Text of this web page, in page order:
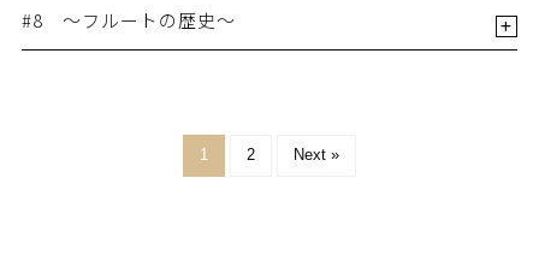
#8 ～フルートの歴史～
1 2 Next »